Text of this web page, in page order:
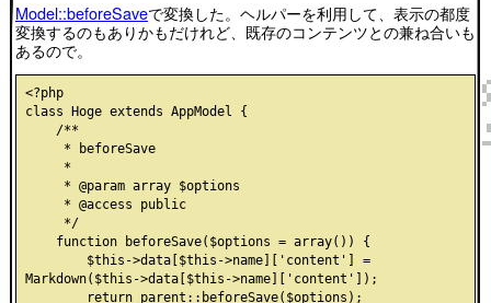
Model::beforeSaveで変換した。ヘルパーを利用して、表示の都度
変換するのもありかもだけれど、既存のコンテンツとの兼ね合いも
あるので。
<?php
class Hoge extends AppModel {
Markdown($this->data[$this->name]['content']);